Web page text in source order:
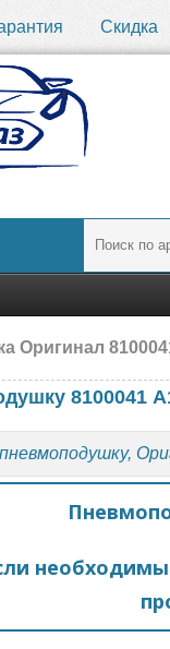
Скидка
Оригинал
8100041
необходимы